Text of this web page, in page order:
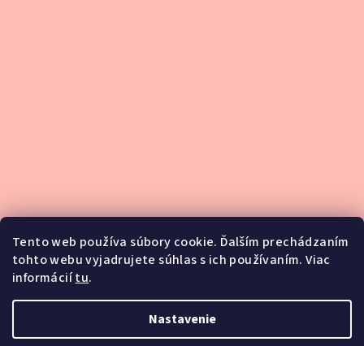
Tento web používa súbory cookie. Ďalším prechádzaním
tohto webu vyjadrujete súhlas s ich používaním. Viac
informáciítu.
Nastavenie
Podsedlové dečky
Blog